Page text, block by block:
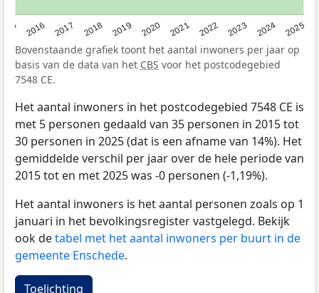
2016 2017 2018 2019 2020 2021 2022 2023 2024 2025
Bovenstaande grafiek toont het aantal inwoners per jaar op
basis van de data van het CBS voor het postcodegebied
7548 CE.
Het aantal inwoners in het postcodegebied 7548 CE is
met 5 personen gedaald van 35 personen in 2015 tot
30 personen in 2025 (dat is een afname van 14%). Het
gemiddelde verschil per jaar over de hele periode van
2015 tot en met 2025 was -0 personen (-1,19%).
Het aantal inwoners is het aantal personen zoals op 1
januari in het bevolkingsregister vastgelegd. Bekijk
ook detabel met het aantal inwoners per buurt in de
gemeente Enschede.
Toelichting